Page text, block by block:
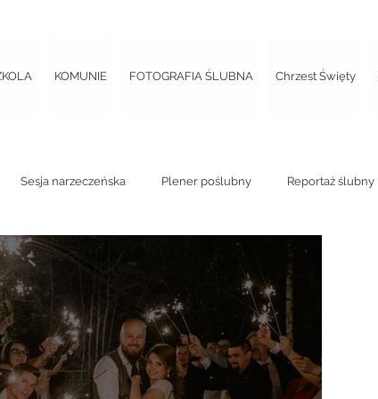
KOMUNIE FOTOGRAFIA ŚLUBNA Chrzest Święty
Sesja narzeczeńska Plener poślubny Reportaż ślubny
dniu ślubu Street photo
Sesja narzeczeńska Wieczór panieński
Par Młodych Sesja studyjna Ślub kościelny